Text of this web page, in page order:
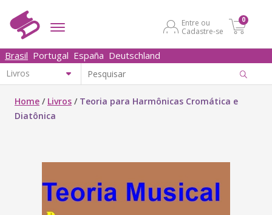
Entre ou
Cadastre-se
0
Brasil Portugal España Deutschland
Home / Livros / Teoria para Harmônicas Cromática e
Diatônica